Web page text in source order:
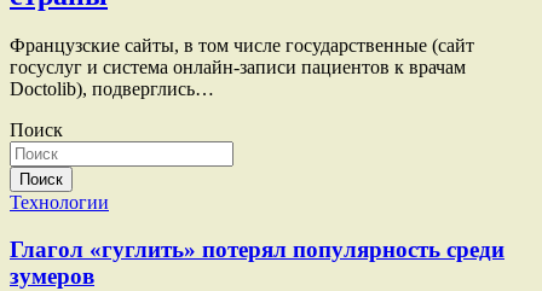
Французские сайты, в том числе государственные (сайт
госуслуг и система онлайн-записи пациентов к врачам
Doctolib), подверглись…
Поиск
Поиск
Технологии
Глагол «гуглить» потерял популярность среди
зумеров